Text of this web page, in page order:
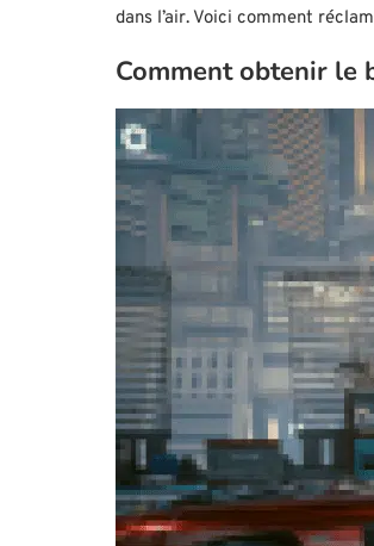
dans l’air. Voici comment
Comment obtenir le